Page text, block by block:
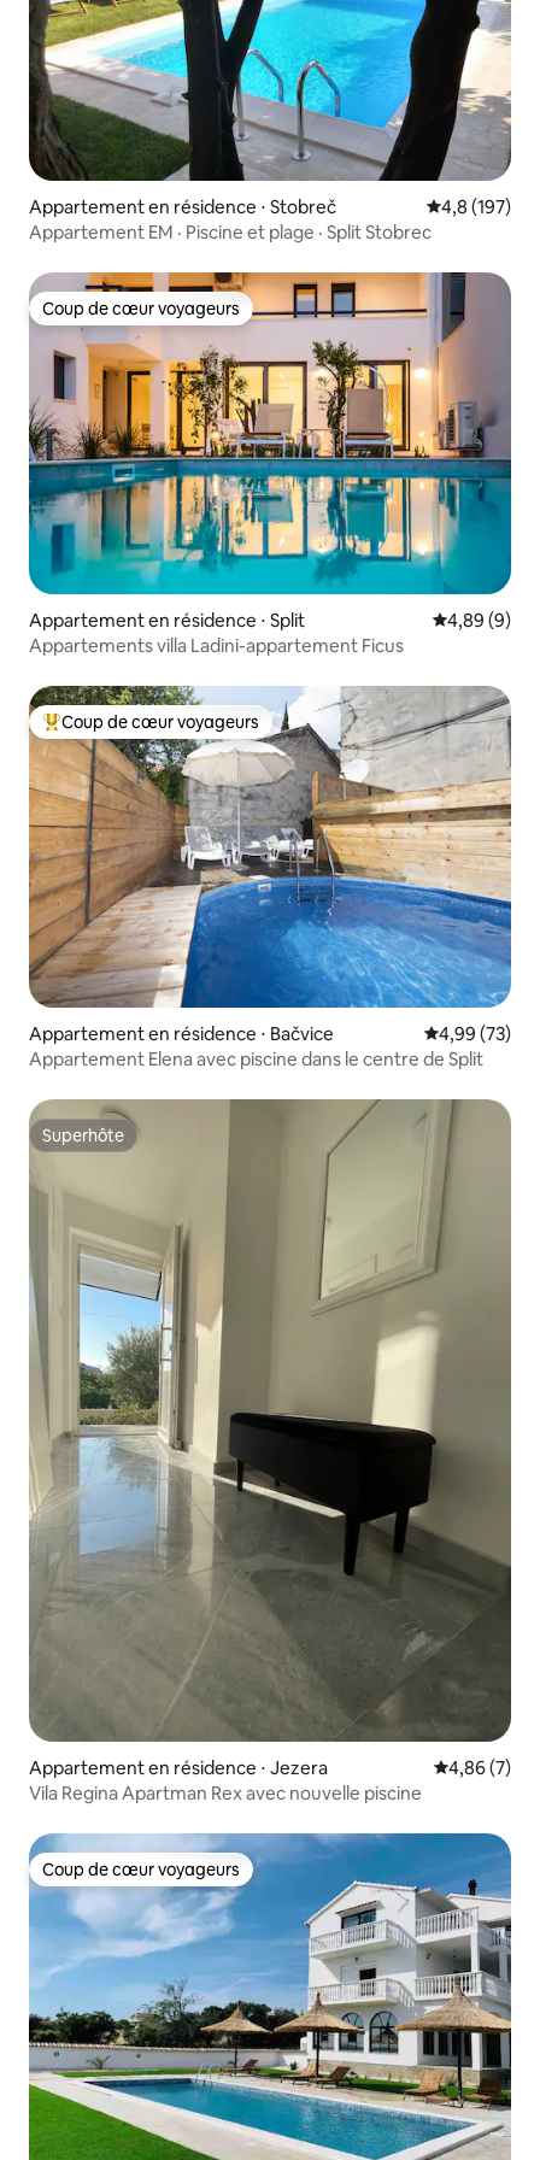
Appartement en résidence ⋅ Stobreč Évaluation
4,8 (197)
Appartement EM · Piscine et plage · Split Stobrec
Coup de cœur voyageurs
Coup de cœur voyageurs
Appartement en résidence ⋅ Split Évaluation
4,89 (9)
Appartements villa Ladini-appartement Ficus
Coups de cœur voyageurs les plus appréciés
Coup de cœur voyageurs
Appartement en résidence ⋅ Bačvice Évaluation
4,99 (73)
Appartement Elena avec piscine dans le centre de Split
Superhôte
Superhôte
Appartement en résidence ⋅ Jezera Évaluation
4,86 (7)
Vila Regina Apartman Rex avec nouvelle piscine
Coup de cœur voyageurs
Coup de cœur voyageurs